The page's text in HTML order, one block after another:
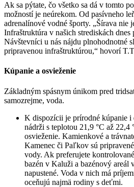
Ak sa pýtate, čo všetko sa dá v tomto
možností je neúrekom. Od pasívneho
adrenalínové vodné športy. „Šírava nie
Infraštruktúra v našich strediskách
Návštevníci u nás nájdu plnohodnotné
pripravenou infraštruktúrou,“ hovorí
Kúpanie a osvieženie
Základným spásnym únikom pred
samozrejme, voda.
K dispozícii je prírodné kúpanie i
nádrži s teplotou 21,9 °C až 22,4
osvieženie. Kamienkové a
Kamenec či Paľkov sú
vody. Ak preferujete
bazén v Kaluži a bazénový areál
napustené. Voda v nich má
oceňujú najmä rodiny s deťmi.